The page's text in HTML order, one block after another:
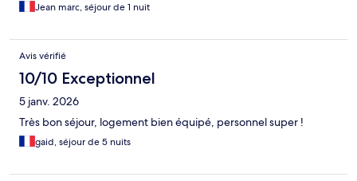
Jean marc, séjour de 1 nuit
Avis vérifié
10/10 Exceptionnel
5 janv. 2026
Très bon séjour, logement bien équipé, personnel super !
gaid, séjour de 5 nuits